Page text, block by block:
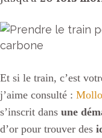
Et si le train, c’est
j’aime consulté :
s’inscrit dans une
d’or pour trouver des